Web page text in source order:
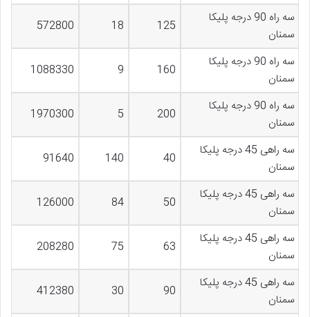
سه راه 90 درجه پلیکا
سمنان
125
18
572800
سه راه 90 درجه پلیکا
سمنان
160
9
1088330
سه راه 90 درجه پلیکا
سمنان
200
5
1970300
سه راهی 45 درجه پلیکا
سمنان
40
140
91640
سه راهی 45 درجه پلیکا
سمنان
50
84
126000
سه راهی 45 درجه پلیکا
سمنان
63
75
208280
سه راهی 45 درجه پلیکا
سمنان
90
30
412380